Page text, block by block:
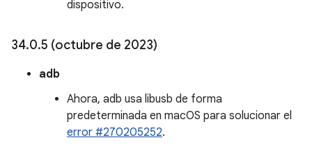
dispositivo.
34.0.5 (octubre de 2023)
adb
Ahora, adb usa libusb de forma
predeterminada en macOS para solucionar el
error #270205252.